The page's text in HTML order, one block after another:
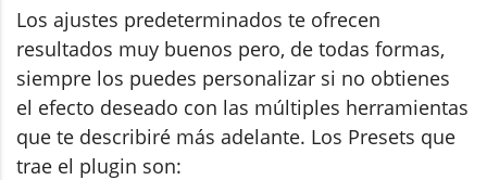
Los ajustes predeterminados te ofrecen
resultados muy buenos pero, de todas formas,
siempre los puedes personalizar si no obtienes
el efecto deseado con las múltiples herramientas
que te describiré más adelante. Los Presets que
trae el plugin son: